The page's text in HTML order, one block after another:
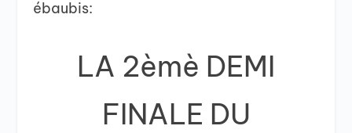
ébaubis:
LA 2èmè DEMI
FINALE DU